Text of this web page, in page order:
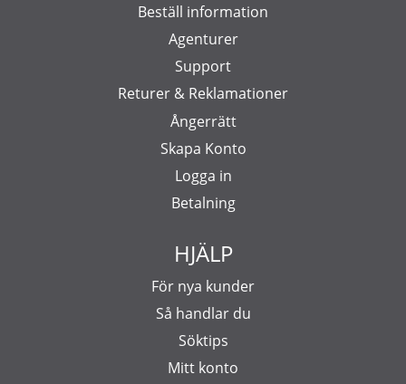
Beställ information
Agenturer
Support
Returer & Reklamationer
Ångerrätt
Skapa Konto
Logga in
Betalning
HJÄLP
För nya kunder
Så handlar du
Söktips
Mitt konto